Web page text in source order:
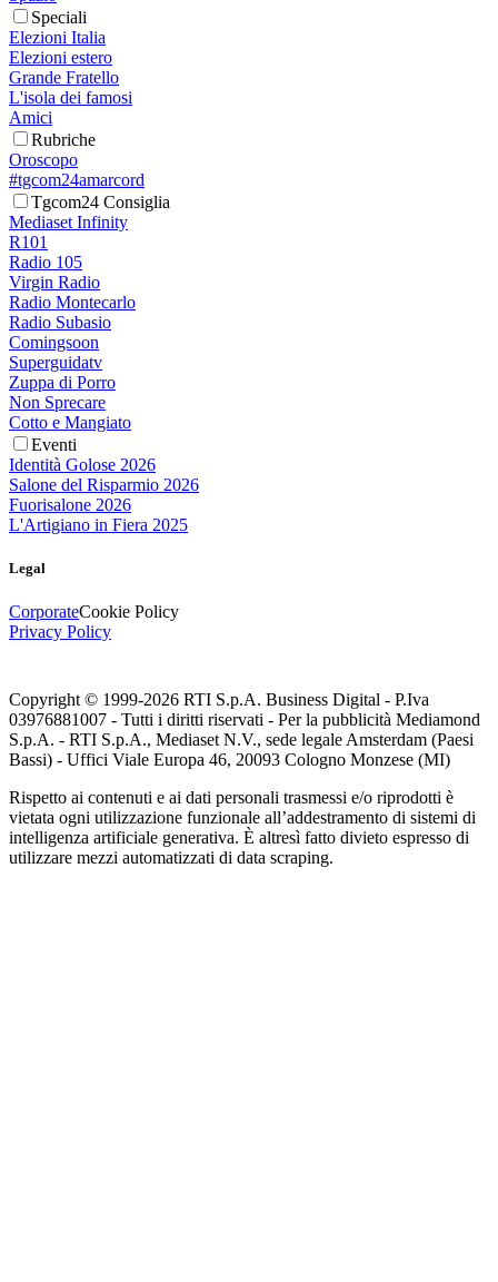
Speciali
Elezioni Italia
Elezioni estero
Grande Fratello
L'isola dei famosi
Amici
Rubriche
Oroscopo
#tgcom24amarcord
Tgcom24 Consiglia
Mediaset Infinity
R101
Radio 105
Virgin Radio
Radio Montecarlo
Radio Subasio
Comingsoon
Superguidatv
Zuppa di Porro
Non Sprecare
Cotto e Mangiato
Eventi
Identità Golose 2026
Salone del Risparmio 2026
Fuorisalone 2026
L'Artigiano in Fiera 2025
Legal
CorporateCookie Policy
Privacy Policy
Copyright © 1999-2026 RTI S.p.A. Business Digital - P.Iva
03976881007 - Tutti i diritti riservati - Per la pubblicità Mediamond
S.p.A. - RTI S.p.A., Mediaset N.V., sede legale Amsterdam (Paesi
Bassi) - Uffici Viale Europa 46, 20093 Cologno Monzese (MI)
Rispetto ai contenuti e ai dati personali trasmessi e/o riprodotti è
vietata ogni utilizzazione funzionale all’addestramento di sistemi di
intelligenza artificiale generativa. È altresì fatto divieto espresso di
utilizzare mezzi automatizzati di data scraping.